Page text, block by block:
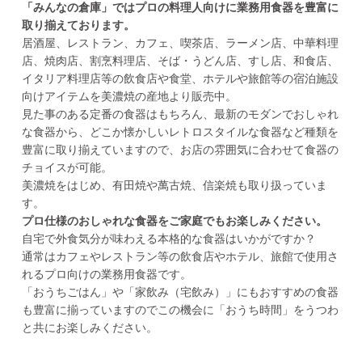
「みんなの倉庫」ではプロの料理人向けに業務用食器を豊富に
取り揃えております。
居酒屋、レストラン、カフェ、喫茶店、ラーメン店、中華料理
店、焼肉店、割烹料理店、そば・うどん店、すし店、和食店、
イタリア料理店等の飲食店や食堂、ホテルや旅館等の宿泊施設
向けアイテムを美濃焼の産地より販売中。
見た事のある定番の食器はもちろん、最新のモダンでおしゃれ
な食器から、どこか懐かしいレトロスタイルな食器など種類を
豊富に取り揃えていますので、お店の雰囲気に合わせて食器の
チョイスが可能。
美濃焼をはじめ、有田焼や萬古焼、信楽焼も取り扱っていま
す。
プロ仕様のおしゃれな食器をご家庭でもお楽しみください。
自宅で外食気分が味わえる本格的な食器はいかがですか？
通常はカフェやレストラン等の飲食店やホテル、旅館で使用さ
れるプロ向けの業務用食器です。
「おうちごはん」や「家飲み（宅飲み）」にもおすすめの食器
も豊富に揃っていますのでこの機会に「おうち時間」をうつわ
と共にお楽しみください。